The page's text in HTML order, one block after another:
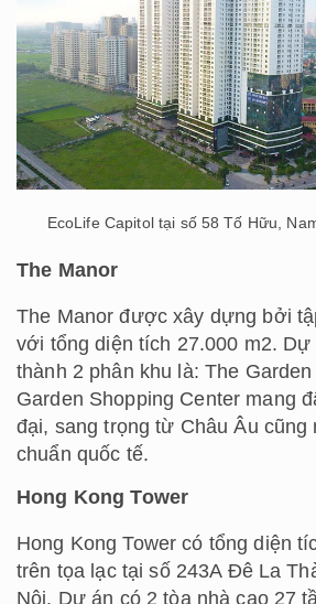
EcoLife Capitol tại số 58 Tố Hữu,
The Manor
The Manor được xây dựng bởi
với tổng diện tích 27.000 m2.
thành 2 phân khu là: The
Garden Shopping Center mang
đại, sang trọng từ Châu Âu cũng
chuẩn quốc tế.
Hong Kong Tower
Hong Kong Tower có tổng diện
trên tọa lạc tại số 243A Đê La
Nội. Dự án có 2 tòa nhà cao 27